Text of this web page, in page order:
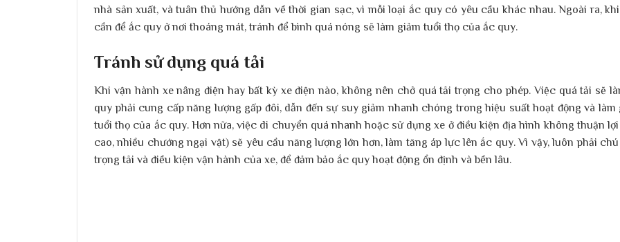
nhà sản xuất, và tuân thủ hướng dẫn về thời gian sạc, vì mỗi loại ắc quy có yêu cầu khác nhau. Ngoài ra,
cần để ắc quy ở nơi thoáng mát, tránh để bình quá nóng sẽ làm giảm tuổi thọ của ắc quy.
Tránh sử dụng quá tải
Khi vận hành xe nâng điện hay bất kỳ xe điện nào, không nên chở quá tải trọng cho phép. Việc quá tải sẽ
quy phải cung cấp năng lượng gấp đôi, dẫn đến sự suy giảm nhanh chóng trong hiệu suất hoạt động và làm
tuổi thọ của ắc quy. Hơn nữa, việc di chuyển quá nhanh hoặc sử dụng xe ở điều kiện địa hình không thuận
cao, nhiều chướng ngại vật) sẽ yêu cầu năng lượng lớn hơn, làm tăng áp lực lên ắc quy. Vì vậy, luôn phải
trọng tải và điều kiện vận hành của xe, để đảm bảo ắc quy hoạt động ổn định và bền lâu.